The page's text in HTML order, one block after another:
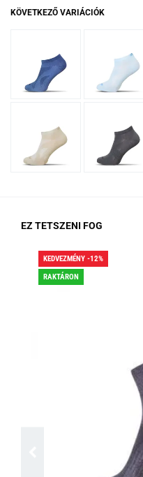
KÖVETKEZŐ VARIÁCIÓK
EZ TETSZENI FOG
KEDVEZMÉNY -12%
RAKTÁRON